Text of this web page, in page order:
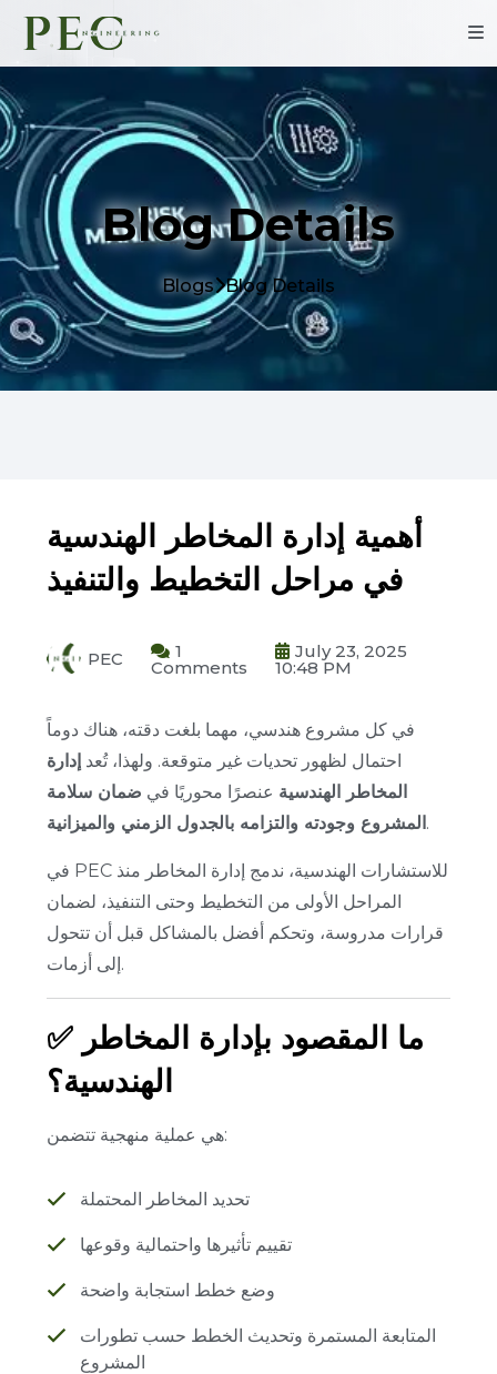
Blog Details
Blogs Blog Details
أهمية إدارة المخاطر الهندسية
في مراحل التخطيط والتنفيذ
PEC 1
Comments
July 23, 2025
10:48 PM
في كل مشروع هندسي، مهما بلغت دقته، هناك دوماً
احتمال لظهور تحديات غير متوقعة. ولهذا، تُعد إدارة
المخاطر الهندسية عنصرًا محوريًا في ضمان سلامة
المشروع وجودته والتزامه بالجدول الزمني والميزانية.
في PEC للاستشارات الهندسية، ندمج إدارة المخاطر منذ
المراحل الأولى من التخطيط وحتى التنفيذ، لضمان
قرارات مدروسة، وتحكم أفضل بالمشاكل قبل أن تتحول
إلى أزمات.
✅ ما المقصود بإدارة المخاطر
الهندسية؟
هي عملية منهجية تتضمن:
تحديد المخاطر المحتملة
تقييم تأثيرها واحتمالية وقوعها
وضع خطط استجابة واضحة
المتابعة المستمرة وتحديث الخطط حسب تطورات
المشروع